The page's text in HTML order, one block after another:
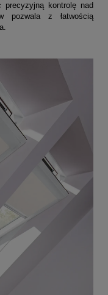
precyzyjną kontrolę nad
pozwala z łatwością